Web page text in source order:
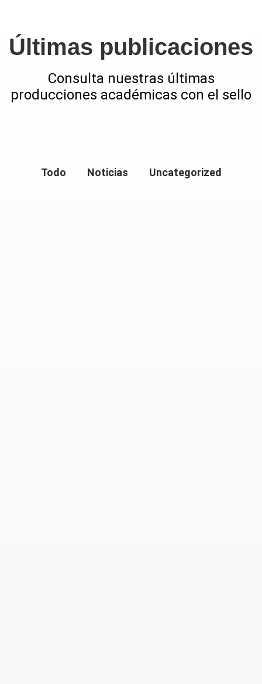
Últimas publicaciones
Consulta nuestras últimas
producciones académicas con el sello
Todo Noticias Uncategorized